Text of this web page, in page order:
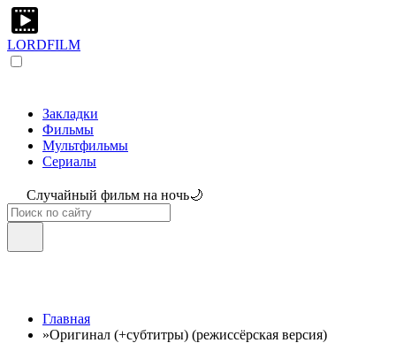
LORDFILM
Закладки
Фильмы
Мультфильмы
Сериалы
Случайный фильм на ночь🌙
Главная
»Оригинал (+субтитры) (режиссёрская версия)